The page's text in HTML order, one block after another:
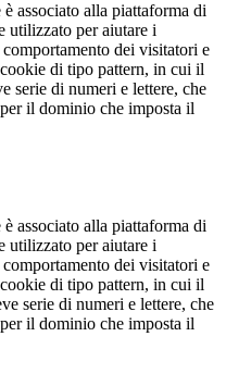
associato alla piattaforma di
utilizzato per aiutare i
dei visitatori e
di tipo pattern, in cui il
serie di numeri e lettere, che
il dominio che imposta il
associato alla piattaforma di
utilizzato per aiutare i
dei visitatori e
di tipo pattern, in cui il
serie di numeri e lettere, che
il dominio che imposta il